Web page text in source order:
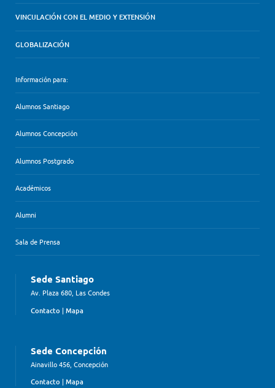
VINCULACIÓN CON EL MEDIO Y EXTENSIÓN
GLOBALIZACIÓN
Información para:
Alumnos Santiago
Alumnos Concepción
Alumnos Postgrado
Académicos
Alumni
Sala de Prensa
Sede Santiago
Av. Plaza 680, Las Condes
Contacto | Mapa
Sede Concepción
Ainavillo 456, Concepción
Contacto | Mapa